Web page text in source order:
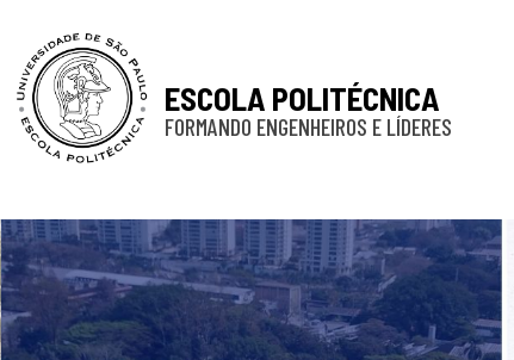
ESCOLA POLITÉCNICA
FORMANDO ENGENHEIROS E LÍDERES